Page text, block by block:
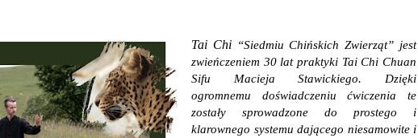
Tai Chi“Siedmiu Chińskich Zwierząt” jest
zwieńczeniem 30 lat praktyki Tai Chi Chuan
Sifu Macieja Stawickiego. Dzięki
ogromnemu doświadczeniu ćwiczenia te
zostały sprowadzone do prostego i
klarownego systemu dającego niesamowite i